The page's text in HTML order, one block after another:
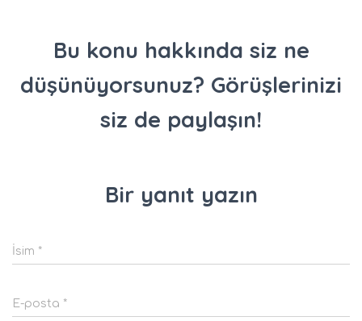
Bu konu hakkında siz ne
düşünüyorsunuz? Görüşlerinizi
siz de paylaşın!
Bir yanıt yazın
İsim *
E-posta *